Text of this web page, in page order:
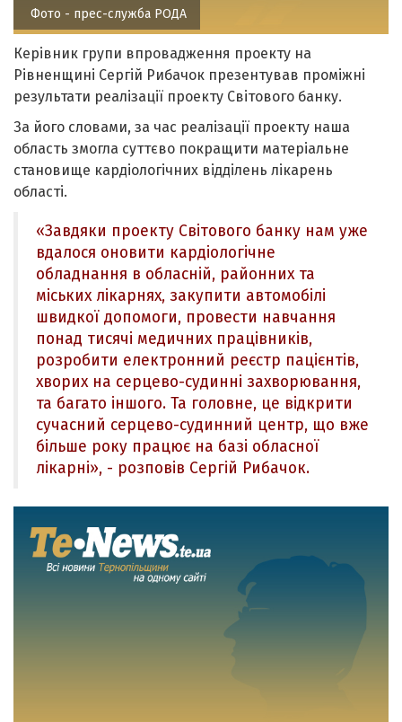
Фото - прес-служба РОДА
Керівник групи впровадження проекту на
Рівненщині Сергій Рибачок презентував проміжні
результати реалізації проекту Світового банку.
За його словами, за час реалізації проекту наша
область змогла суттєво покращити матеріальне
становище кардіологічних відділень лікарень
області.
«Завдяки проекту Світового банку нам уже
вдалося оновити кардіологічне
обладнання в обласній, районних та
міських лікарнях, закупити автомобілі
швидкої допомоги, провести навчання
понад тисячі медичних працівників,
розробити електронний реєстр пацієнтів,
хворих на серцево-судинні захворювання,
та багато іншого. Та головне, це відкрити
сучасний серцево-судинний центр, що вже
більше року працює на базі обласної
лікарні», - розповів Сергій Рибачок.